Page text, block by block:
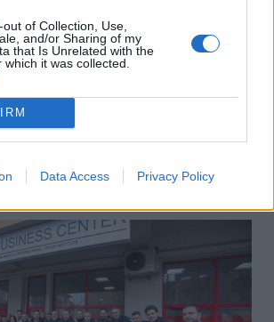
of Collection, Use,
and/or Sharing of my
that Is Unrelated with the
it was collected.
Data Access Privacy Policy
Αγγελούδη:Θα έχουμε μια νέα